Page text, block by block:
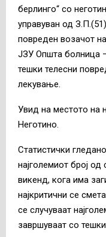
берлинго“ со
управуван од
повреден возачот
ЈЗУ Општа болница
тешки телесни
лекување.
Увид на местото на
Неготино.
Статистички
најголемиот број од
викенд, кога има
најкритични се
се случуваат
завршуваат со